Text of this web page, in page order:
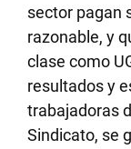
sector pagan
razonable, y
clase como
resultados y
trabajadoras
Sindicato, se